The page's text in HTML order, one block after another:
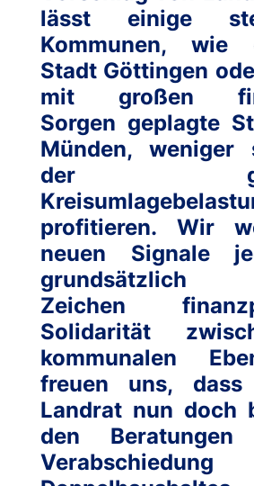
lässt einige
Kommunen,
Stadt Göttingen
mit großen
Sorgen geplagte
Münden, weniger
der
profitieren. Wir
neuen Signale
grundsätzlich
Zeichen
Solidarität
kommunalen
freuen uns,
Landrat nun doch
den